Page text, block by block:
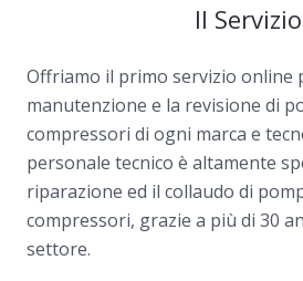
Il Servizio
Offriamo il primo servizio online
manutenzione e la revisione di
compressori di ogni marca e
personale tecnico è altamente
riparazione ed il collaudo di
compressori, grazie a più di 30
settore.